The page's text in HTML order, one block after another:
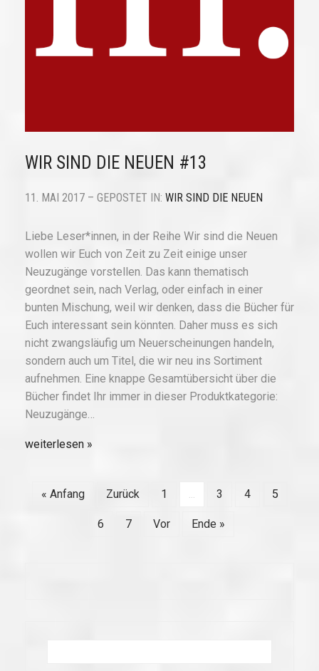
WIR SIND DIE NEUEN #13
11. MAI 2017 – GEPOSTET IN: WIR SIND DIE NEUEN
Liebe Leser*innen, in der Reihe Wir sind die Neuen
wollen wir Euch von Zeit zu Zeit einige unser
Neuzugänge vorstellen. Das kann thematisch
geordnet sein, nach Verlag, oder einfach in einer
bunten Mischung, weil wir denken, dass die Bücher für
Euch interessant sein könnten. Daher muss es sich
nicht zwangsläufig um Neuerscheinungen handeln,
sondern auch um Titel, die wir neu ins Sortiment
aufnehmen. Eine knappe Gesamtübersicht über die
Bücher findet Ihr immer in dieser Produktkategorie:
Neuzugänge…
weiterlesen
« Anfang Zurück 1 ... 3 4 5
6 7 Vor Ende »